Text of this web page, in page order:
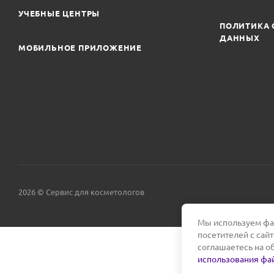
УЧЕБНЫЕ ЦЕНТРЫ
МОБИЛЬНОЕ ПРИЛОЖЕНИЕ
ПОЛИТИКА
ДАННЫХ
2026 © Сервис для косметологов
Мы используем
посетителей с
соглашаетесь на
использования